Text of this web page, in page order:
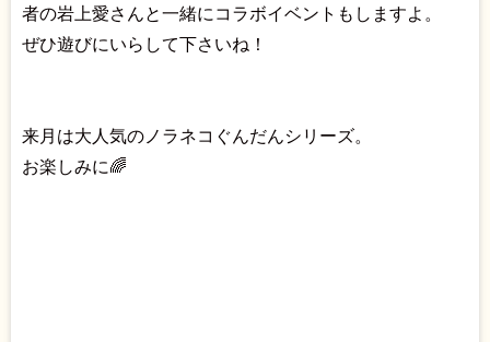
者の岩上愛さんと一緒にコラボイベントもしますよ。
ぜひ遊びにいらして下さいね！
来月は大人気のノラネコぐんだんシリーズ。
お楽しみに🌈